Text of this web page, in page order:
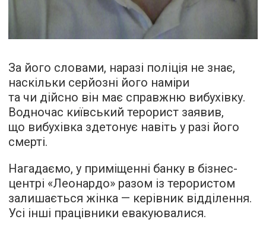
За його словами, наразі поліція не знає,
наскільки серйозні його наміри
та чи дійсно він має справжню вибухівку.
Водночас київський терорист заявив,
що вибухівка здетонує навіть у разі його
смерті.
Нагадаємо, у приміщенні банку в бізнес-
центрі «Леонардо» разом із терористом
залишається жінка — керівник відділення.
Усі інші працівники евакуювалися.